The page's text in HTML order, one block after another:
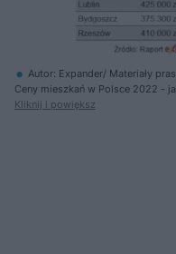
Autor: Expander/ Materiały
Ceny mieszkań w Polsce 2022 -
powierzchni 50 m2
Kliknij i powiększ